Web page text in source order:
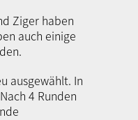
Ziger haben
auch einige
ausgewählt. In
4 Runden